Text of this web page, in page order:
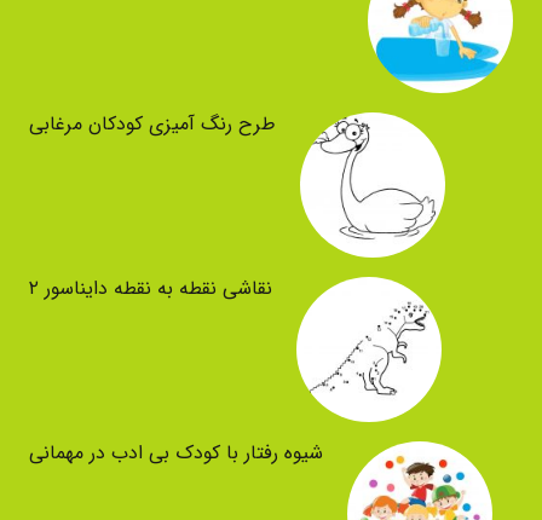
طرح رنگ آمیزی کودکان مرغابی
نقاشی نقطه به نقطه دایناسور ۲
شیوه رفتار با کودک بی ادب در مهمانی